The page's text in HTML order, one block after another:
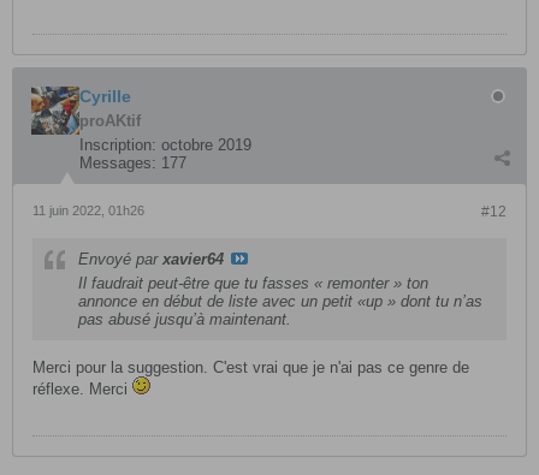
Cyrille
proAKtif
Inscription: octobre 2019
Messages: 177
#12
11 juin 2022, 01h26
Envoyé par xavier64
Il faudrait peut-être que tu fasses « remonter » ton
annonce en début de liste avec un petit «up » dont tu n’as
pas abusé jusqu’à maintenant.
Merci pour la suggestion. C'est vrai que je n'ai pas ce genre de
réflexe. Merci